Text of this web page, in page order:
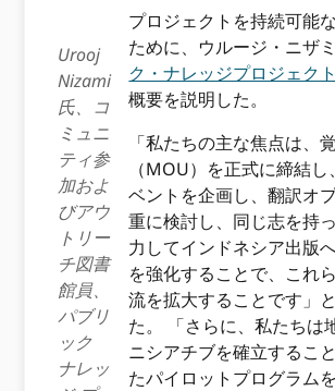
Urooj
Nizami
氏、コ
ミュニ
ティ参
加およ
びアウ
トリー
チ図書
館員、
パブリ
ック
ナレッ
プロジェクトを持続可能
ために、ウルージ・ニザ
ク・ナレッジプロジェクト
概要を説明した。
「私たちの主な焦点は、
（MOU）を正式に締結し
ベントを企画し、翻訳オ
重に検討し、同じ志を持
力してインドネシア出版
を強化することで、これ
流を拡大することです」
た。 「さらに、私たちは
ニシアチブを確立するこ
たパイロットプログラム